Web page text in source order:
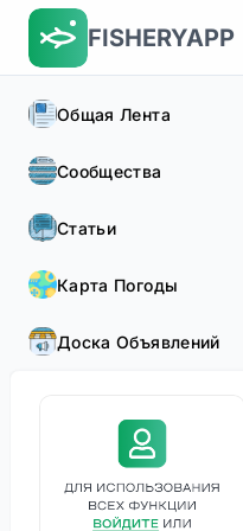
FISHERYAPP
Общая Лента
Сообщества
Статьи
Карта Погоды
Доска Объявлений